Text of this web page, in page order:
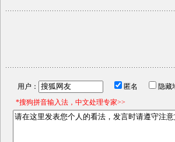
用户： 匿名 隐
*搜狗拼音输入法，中文处理专家>>